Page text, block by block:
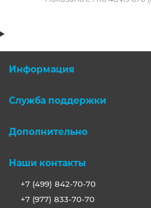
Информация
Служба поддержки
Дополнительно
Наши контакты
+7 (499) 842-70-70
+7 (977) 833-70-70